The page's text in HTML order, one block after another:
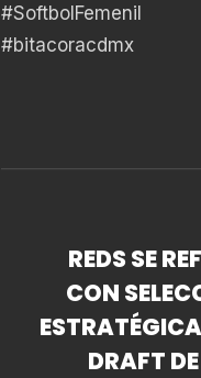
#SoftbolFemenil
#bitacoracdmx
REDS SE
CON
DRAFT